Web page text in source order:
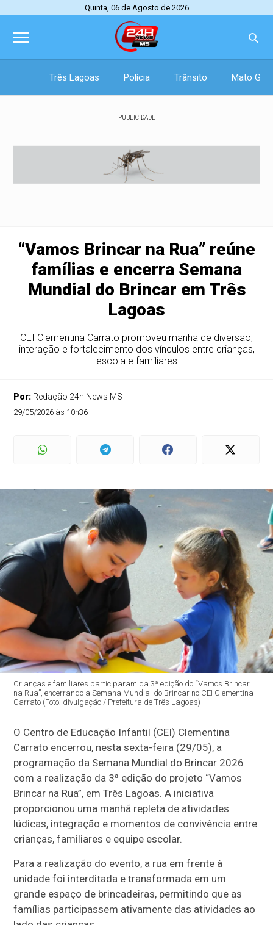
Quinta, 06 de Agosto de 2026
Três Lagoas Polícia Trânsito Mato
PUBLICIDADE
“Vamos Brincar na Rua” reúne
famílias e encerra Semana
Mundial do Brincar em Três
Lagoas
CEI Clementina Carrato promoveu manhã de diversão,
interação e fortalecimento dos vínculos entre crianças,
escola e familiares
Por: Redação 24h News MS
29/05/2026 às 10h36
Crianças e familiares participaram da 3ª edição do “Vamos Brincar
na Rua”, encerrando a Semana Mundial do Brincar no CEI Clementina
Carrato (Foto: divulgação / Prefeitura de Três Lagoas)
O Centro de Educação Infantil (CEI) Clementina
Carrato encerrou, nesta sexta-feira (29/05), a
programação da Semana Mundial do Brincar 2026
com a realização da 3ª edição do projeto “Vamos
Brincar na Rua”, em Três Lagoas. A iniciativa
proporcionou uma manhã repleta de atividades
lúdicas, integração e momentos de convivência entre
crianças, familiares e equipe escolar.
Para a realização do evento, a rua em frente à
unidade foi interditada e transformada em um
grande espaço de brincadeiras, permitindo que as
famílias participassem ativamente das atividades ao